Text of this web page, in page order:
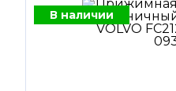
В наличии